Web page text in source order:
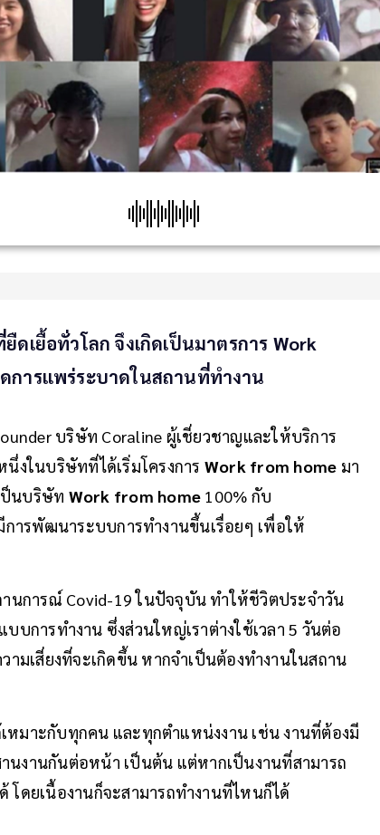
เยื้อทั่วโลก จึงเกิดเป็นมาตรการ Work
การแพร่ระบาดในสถานที่ทำงาน
บริษัท Coraline ผู้เชี่ยวชาญและให้บริการ
นึ่งในบริษัทที่ได้เริ่มโครงการ Work from home มา
ป็นบริษัท Work from home 100% กับ
ารพัฒนาระบบการทำงานขึ้นเรื่อยๆ เพื่อให้
นการณ์ Covid-19 ในปัจจุบัน ทำให้ชีวิตประจำวัน
บการทำงาน ซึ่งส่วนใหญ่เราต่างใช้เวลา 5 วันต่อ
มเสี่ยงที่จะเกิดขึ้น หากจำเป็นต้องทำงานในสถาน
หมาะกับทุกคน และทุกตำแหน่งงาน เช่น งานที่ต้องมี
นงานกันต่อหน้า เป็นต้น แต่หากเป็นงานที่สามารถ
โดยเนื้องานก็จะสามารถทำงานที่ไหนก็ได้